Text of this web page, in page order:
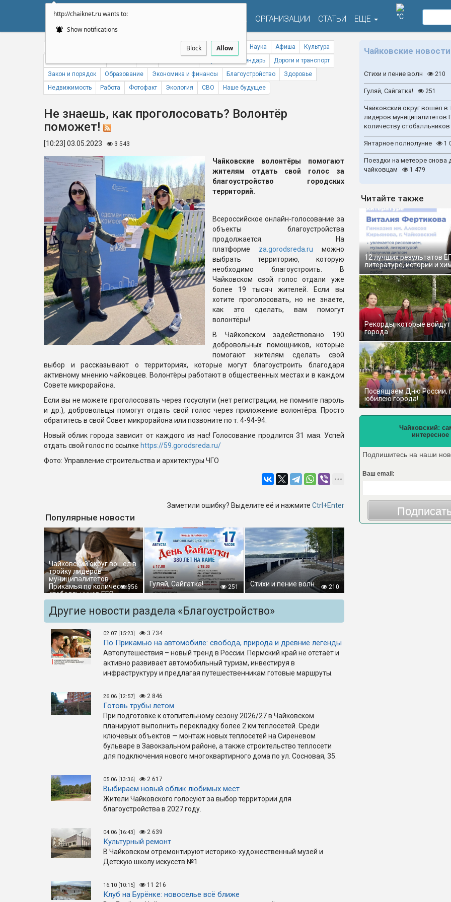
http://chaiknet.ru wants to:
Show notifications
Block Allow
АФИША ОРГАНИЗАЦИИ СТАТЬИ ЕЩЕ °C
Спорт Происшествия Наука Афиша
Культура
Народный календарь
Дороги и транспорт
Закон и порядок
Образование Экономика и финансы Благоустройство
Здоровье
Недвижимость
Работа Фотофакт Экология СВО Наше будущее
Не знаешь, как проголосовать? Волонтёр
поможет!
[10:23] 03.05.2023 3 543
Чайковские волонтёры помогают
жителям отдать свой голос за
благоустройство городских
территорий.
Всероссийское онлайн-голосование за
объекты благоустройства
продолжается. На
платформе za.gorodsreda.ru можно
выбрать территорию, которую
необходимо благоустроить. В
Чайковском свой голос отдали уже
более 19 тысяч жителей. Если вы
хотите проголосовать, но не знаете,
как это сделать, вам помогут
волонтёры!
В Чайковском задействовано 190
добровольных помощников, которые
помогают жителям сделать свой
выбор и рассказывают о территориях, которые могут благоустроить благодаря
активному мнению чайковцев. Волонтёры работают в общественных местах и в каждом
Совете микрорайона.
Если вы не можете проголосовать через госуслуги (нет регистрации, не помните пароль
и др.), добровольцы помогут отдать свой голос через приложение волонтёра. Просто
обратитесь в свой Совет микрорайона или позвоните по т. 4-94-94.
Новый облик города зависит от каждого из нас! Голосование продлится 31 мая. Успей
отдать свой голос по ссылке https://59.gorodsreda.ru/
Фото: Управление строительства и архитектуры ЧГО
Заметили ошибку? Выделите её и нажмите Ctrl+Enter
Популярные новости
Чайковский округ вошёл в
тройку лидеров
муниципалитетов
Прикамья по количеству
стобалльников ЕГЭ
556 Гуляй, Сайгатка! 251 Стихи и пение волн 210
Другие новости раздела «Благоустройство»
02.07 [15:23] 3 734
По Прикамью на автомобиле: свобода, природа и древние легенды
Автопутешествия – новый тренд в России. Пермский край не отстаёт и
активно развивает автомобильный туризм, инвестируя в
инфраструктуру и предлагая путешественникам готовые маршруты.
26.06 [12:57] 2 846
Готовь трубы летом
При подготовке к отопительному сезону 2026/27 в Чайковском
планируют выполнить перекладку более 2 км теплосетей. Среди
ключевых объектов — монтаж новых теплосетей на Сиреневом
бульваре в Завокзальном районе, а также строительство теплосети
для подключения нового многоквартирного дома по ул. Сосновая, 35.
05.06 [13:36] 2 617
Выбираем новый облик любимых мест
Жители Чайковского голосуют за выбор территории для
благоустройства в 2027 году.
04.06 [16:43] 2 639
Культурный ремонт
В Чайковском отремонтируют историко-художественный музей и
Детскую школу искусств №1
16.10 [10:15] 11 216
Клуб на Бурёнке: новоселье всё ближе
Чайковские новости
Стихи и пение волн 210
Гуляй, Сайгатка! 251
Чайковский округ вошёл в
лидеров муниципалитетов
количеству
Янтарное полнолуние 1
Поездки на метеоре снова
чайковцам
1 479
Читайте также
12 лучших результатов
литературе, истории и
Рекорды, которые
города
Посвящаем Дню России,
юбилею города!
Чайковский:
интересное
Подпишитесь на наши
Ваш email: